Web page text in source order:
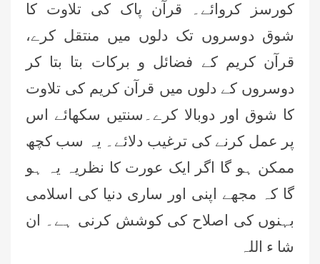
کورسز کروائے۔ قرآن پاک کی تلاوت کا
شوق دوسروں تک دلوں میں منتقل کرے،
قرآن کریم کے فضائل و برکات بتا بتا کر
دوسروں کے دلوں میں قرآن کریم کی تلاوت
کا شوق اور دوبالا کرے۔سنتیں سکھائے اس
پر عمل کرنے کی ترغیب دلائے۔ یہ سب کچھ
ممکن ہو گا اگر ایک عورت کا نظریہ یہ ہو
گا کہ مجھے اپنی اور ساری دنیا کی اسلامی
بہنوں کی اصلاح کی کوشش کرنی ہے۔ ان
شا ء اللہ